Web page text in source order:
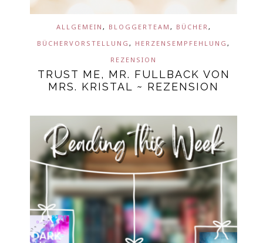
ALLGEMEIN , BLOGGERTEAM , BÜCHER,
BÜCHERVORSTELLUNG, HERZENSEMPFEHLUNG,
REZENSION
TRUST ME, MR. FULLBACK VON
MRS. KRISTAL ~ REZENSION